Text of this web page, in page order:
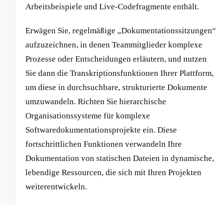
Arbeitsbeispiele und Live-Codefragmente enthält.
Erwägen Sie, regelmäßige „Dokumentationssitzungen“
aufzuzeichnen, in denen Teammitglieder komplexe
Prozesse oder Entscheidungen erläutern, und nutzen
Sie dann die Transkriptionsfunktionen Ihrer Plattform,
um diese in durchsuchbare, strukturierte Dokumente
umzuwandeln. Richten Sie hierarchische
Organisationssysteme für komplexe
Softwaredokumentationsprojekte ein. Diese
fortschrittlichen Funktionen verwandeln Ihre
Dokumentation von statischen Dateien in dynamische,
lebendige Ressourcen, die sich mit Ihren Projekten
weiterentwickeln.